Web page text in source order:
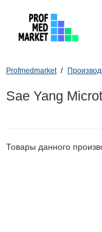
Profmedmarket
Sae Yang
Товары данного